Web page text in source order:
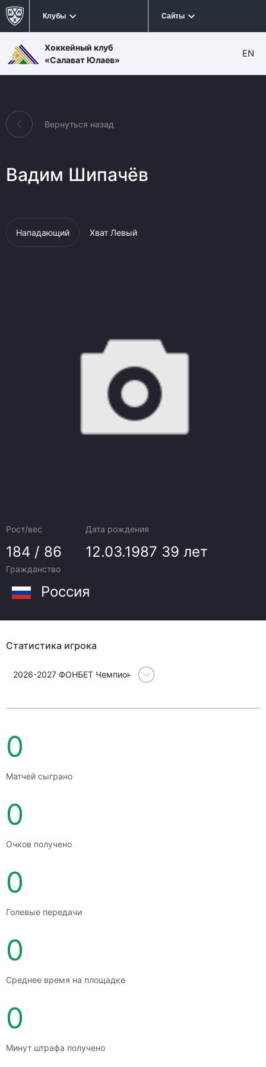
Клубы Сайты
Хоккейный клуб
«Салават Юлаев»
EN
Вернуться назад
Вадим Шипачёв
Нападающий Хват Левый
Рост/вес
184 / 86
Дата рождения
12.03.1987 39 лет
Гражданство
Россия
Статистика игрока
2026-2027 ФОНБЕТ Чемпионат Континентальной хоккейной
0
Матчей сыграно
0
Очков получено
0
Голевые передачи
0
Среднее время на площадке
0
Минут штрафа получено